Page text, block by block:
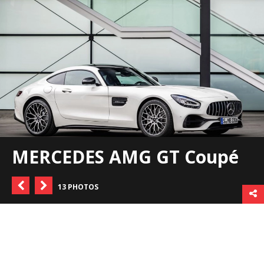
MERCEDES AMG GT Coupé
13 PHOTOS